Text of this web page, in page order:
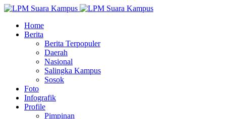
Home
Berita
Berita Terpopuler
Daerah
Nasional
Salingka Kampus
Sosok
Foto
Infografik
Profile
Pimpinan